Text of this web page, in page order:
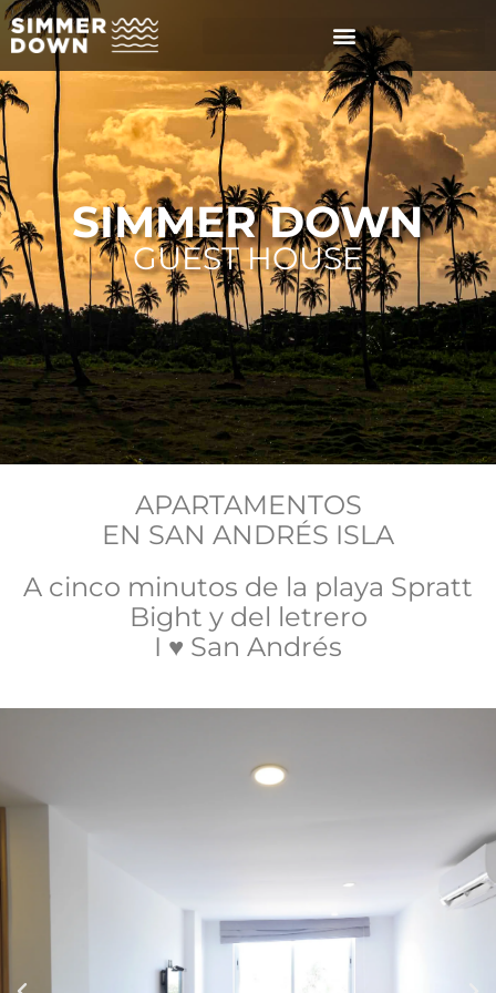
SIMMER DOWN
GUEST HOUSE
APARTAMENTOS
EN SAN ANDRÉS ISLA
A cinco minutos de la playa Spratt
Bight y del letrero
I ♥ San Andrés